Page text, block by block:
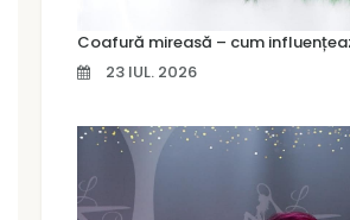
23 IUL. 2026